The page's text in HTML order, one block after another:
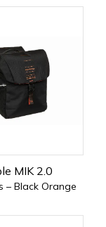
MIK 2.0
– Black Orange